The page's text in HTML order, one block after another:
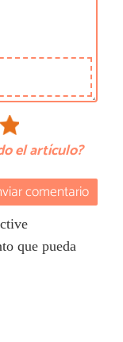
el artículo?
comentario
que pueda